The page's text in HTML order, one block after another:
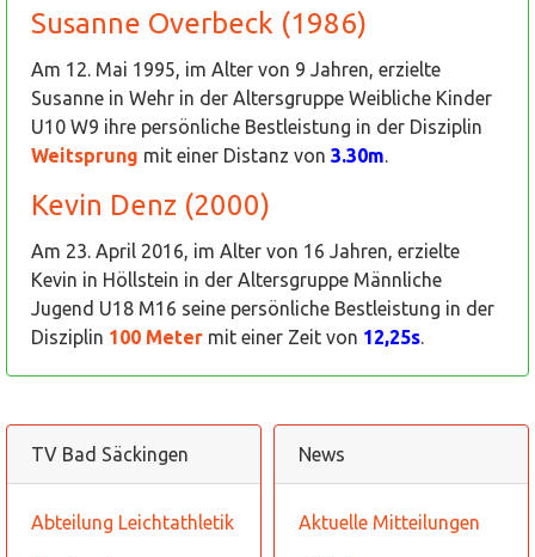
Susanne Overbeck (1986)
Am 12. Mai 1995, im Alter von 9 Jahren, erzielte
Susanne in Wehr in der Altersgruppe Weibliche Kinder
U10 W9 ihre persönliche Bestleistung in der Disziplin
Weitsprung mit einer Distanz von 3.30m.
Kevin Denz (2000)
Am 23. April 2016, im Alter von 16 Jahren, erzielte
Kevin in Höllstein in der Altersgruppe Männliche
Jugend U18 M16 seine persönliche Bestleistung in der
Disziplin 100 Meter mit einer Zeit von 12,25s.
TV Bad Säckingen
Abteilung Leichtathletik
News
Aktuelle Mitteilungen